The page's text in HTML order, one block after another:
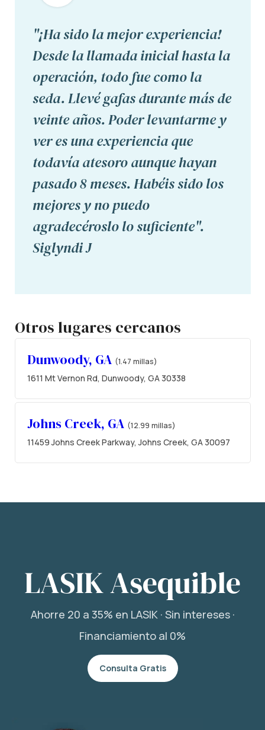
"¡Ha sido la mejor experiencia!
Desde la llamada inicial hasta la
operación, todo fue como la
seda. Llevé gafas durante más de
veinte años. Poder levantarme y
ver es una experiencia que
todavía atesoro aunque hayan
pasado 8 meses. Habéis sido los
mejores y no puedo
agradecéroslo lo suficiente".
Siglyndi J
Otros lugares cercanos
Dunwoody, GA (1.47 millas)
1611 Mt Vernon Rd, Dunwoody, GA 30338
Johns Creek, GA (12.99 millas)
11459 Johns Creek Parkway, Johns Creek, GA 30097
LASIK Asequible
Ahorre 20 a 35% en LASIK · Sin intereses ·
Financiamiento al 0%
Consulta Gratis